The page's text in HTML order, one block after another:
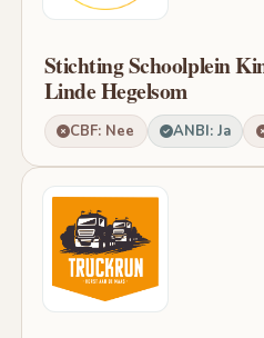
Stichting Schoolplein
Linde Hegelsom
CBF: Nee ANBI: Ja